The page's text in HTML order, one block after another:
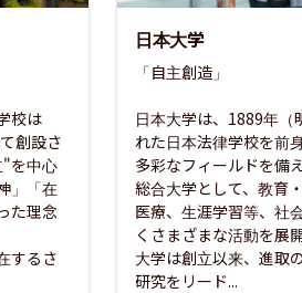
校は
創設さ
"を中心
」「在
た理念
するさ
日本大学
「自主創造」
日本大学は、1889年（
れた日本法律学校を前
多彩なフィールドを備
総合大学として、教育
医療、生涯学習等、社
くさまざまな活動を展
大学は創立以来、進取
研究をリード...